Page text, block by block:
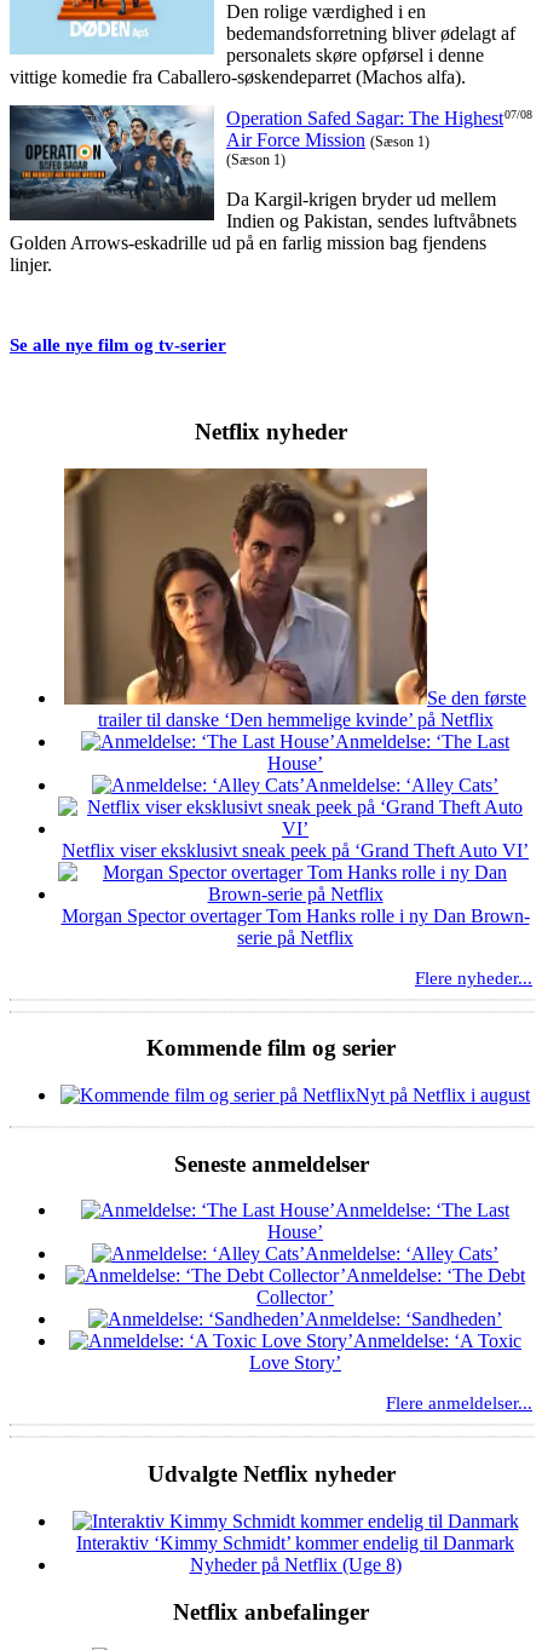
Den rolige værdighed i en
bedemandsforretning bliver ødelagt af
personalets skøre opførsel i denne
vittige komedie fra Caballero-søskendeparret (Machos alfa).
07/08
Operation Safed Sagar: The Highest
Air Force Mission (Sæson 1)
(Sæson 1)
Da Kargil-krigen bryder ud mellem
Indien og Pakistan, sendes luftvåbnets
Golden Arrows-eskadrille ud på en farlig mission bag fjendens
linjer.
Se alle nye film og tv-serier
Netflix nyheder
Se den første
trailer til danske ‘Den hemmelige kvinde’ på Netflix
Anmeldelse: ‘The Last
House’
Anmeldelse: ‘Alley Cats’
Netflix viser eksklusivt sneak peek på ‘Grand Theft Auto VI’
Morgan Spector overtager Tom Hanks rolle i ny Dan Brown-
serie på Netflix
Flere nyheder...
Kommende film og serier
Nyt på Netflix i august
Seneste anmeldelser
Anmeldelse: ‘The Last
House’
Anmeldelse: ‘Alley Cats’
Anmeldelse: ‘The Debt
Collector’
Anmeldelse: ‘Sandheden’
Anmeldelse: ‘A Toxic
Love Story’
Flere anmeldelser...
Udvalgte Netflix nyheder
Interaktiv ‘Kimmy Schmidt’ kommer endelig til Danmark
Nyheder på Netflix (Uge 8)
Netflix anbefalinger